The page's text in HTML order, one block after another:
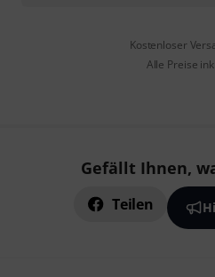
Kostenloser
Alle Preise
Gefällt Ihnen,
Teilen